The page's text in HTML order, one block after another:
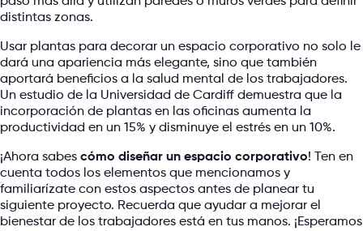
distintas zonas.
Usar plantas para decorar un espacio corporativo no solo le
dará una apariencia más elegante, sino que también
aportará beneficios a la salud mental de los trabajadores.
Un estudio de la Universidad de Cardiff demuestra que la
incorporación de plantas en las oficinas aumenta la
productividad en un 15% y disminuye el estrés en un 10%.
¡Ahora sabes cómo diseñar un espacio corporativo! Ten en
cuenta todos los elementos que mencionamos y
familiarízate con estos aspectos antes de planear tu
siguiente proyecto. Recuerda que ayudar a mejorar el
bienestar de los trabajadores está en tus manos. ¡Esperamos